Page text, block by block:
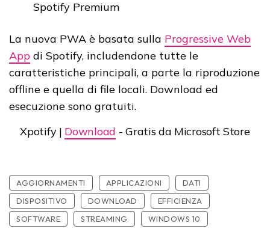
Spotify Premium
La nuova PWA è basata sulla Progressive Web
App di Spotify, includendone tutte le
caratteristiche principali, a parte la riproduzione
offline e quella di file locali. Download ed
esecuzione sono gratuiti.
Xpotify | Download - Gratis da Microsoft Store
AGGIORNAMENTI APPLICAZIONI
DATI
DISPOSITIVO
DOWNLOAD
EFFICIENZA
SOFTWARE
STREAMING WINDOWS 10